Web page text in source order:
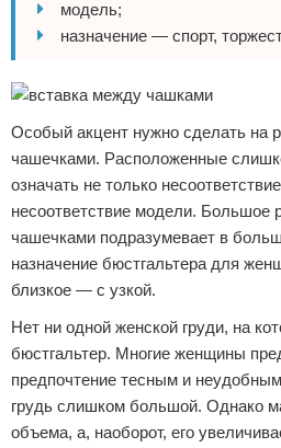
модель;
назначение — спорт,
Особый акцент нужно сделать на
чашечками. Расположенные
означать не только
несоответствие модели. Большое
чашечками подразумевает в
назначение бюстгальтера для
близкое — с узкой.
Нет ни одной женской груди, на
бюстгальтер. Многие женщины
предпочтение тесным и
грудь слишком большой. Однако
объема, а, наоборот, его